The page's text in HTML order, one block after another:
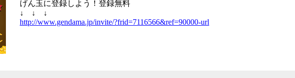
げん玉に登録しよう！登録無料
↓ ↓ ↓
http://www.gendama.jp/invite/?frid=7116566&ref=90000-url